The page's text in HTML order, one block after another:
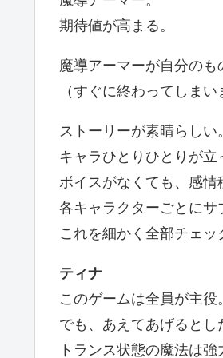
期待値が高まる。
魔導アーマーが自分のも
（すぐに終わってしまい
ストーリーが素晴らしい。
キャラひとりひとりが立
ボイスがなくても、感情
各キャラクターごとにサ
これを細かく全部チェッ
ティナ
このゲームは全員が主役。
でも、あえてあげるとし
トランス状態の魔法は強